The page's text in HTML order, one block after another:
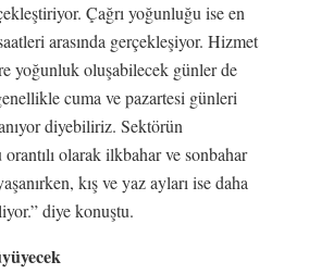
Çağrı yoğunluğu ise en
arasında gerçekleşiyor. Hizmet
yoğunluk oluşabilecek günler de
cuma ve pazartesi günleri
diyebiliriz. Sektörün
olarak ilkbahar ve sonbahar
kış ve yaz ayları ise daha
diye konuştu.